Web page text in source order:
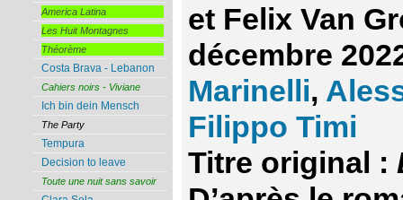
et Felix Van
décembre
Marinelli,
Filippo Timi
Titre original :
America Latina
Les Huit Montagnes
Théorème
Costa Brava - Lebanon
Cahiers noirs - Viviane
Ich bin dein Mensch
The Party
Tempura
Decision to leave
Toute une nuit sans savoir